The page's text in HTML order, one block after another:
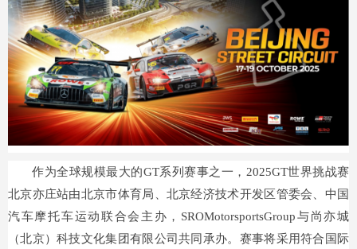
作为全球规模最大的GT系列赛事之一，2025GT世界挑战赛
北京亦庄站由北京市体育局、北京经济技术开发区管委会、中国
汽车摩托车运动联合会主办，SROMotorsportsGroup与尚亦城
（北京）科技文化集团有限公司共同承办。赛事将采用符合国际